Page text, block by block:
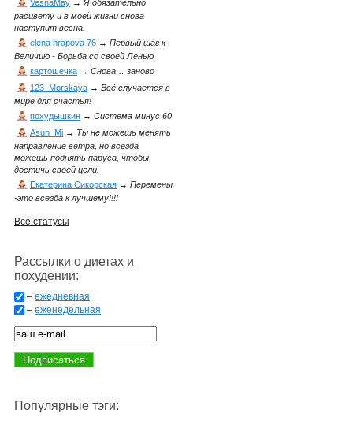
VesnaMay →Я обязательно
расцвету и в моей жизни снова
наступит весна.
elena hrapova 76 → Первый шаг к
Величию - Борьба со своей Ленью
картошечка → Снова… заново
123_Morskaya → Всё случается в
мире для счастья!
похудышкин → Система минус 60
Asun_Mi → Ты не можешь менять
направление ветра, но всегда
можешь поднять паруса, чтобы
достичь своей цели.
Екатерина Сикорская → Перемены
-это всегда к лучшему!!!!
Все статусы
Рассылки о диетах и
похудении:
– ежедневная
– еженедельная
Популярные тэги: